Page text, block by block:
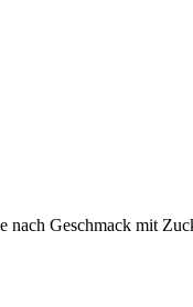
Geschmack mit